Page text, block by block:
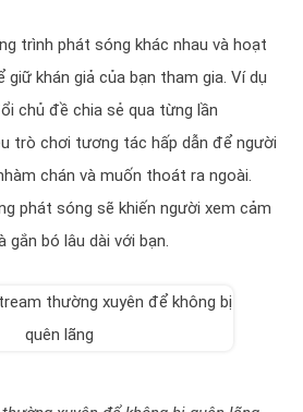
trình phát sóng khác nhau và hoạt
khán giả của bạn tham gia. Ví dụ
chủ đề chia sẻ qua từng lần
trò chơi tương tác hấp dẫn để người
chán và muốn thoát ra ngoài.
phát sóng sẽ khiến người xem cảm
bó lâu dài với bạn.